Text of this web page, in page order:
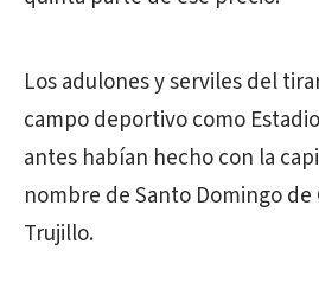
Los adulones y serviles del
campo deportivo como
antes habían hecho con la
nombre de Santo Domingo de
Trujillo.